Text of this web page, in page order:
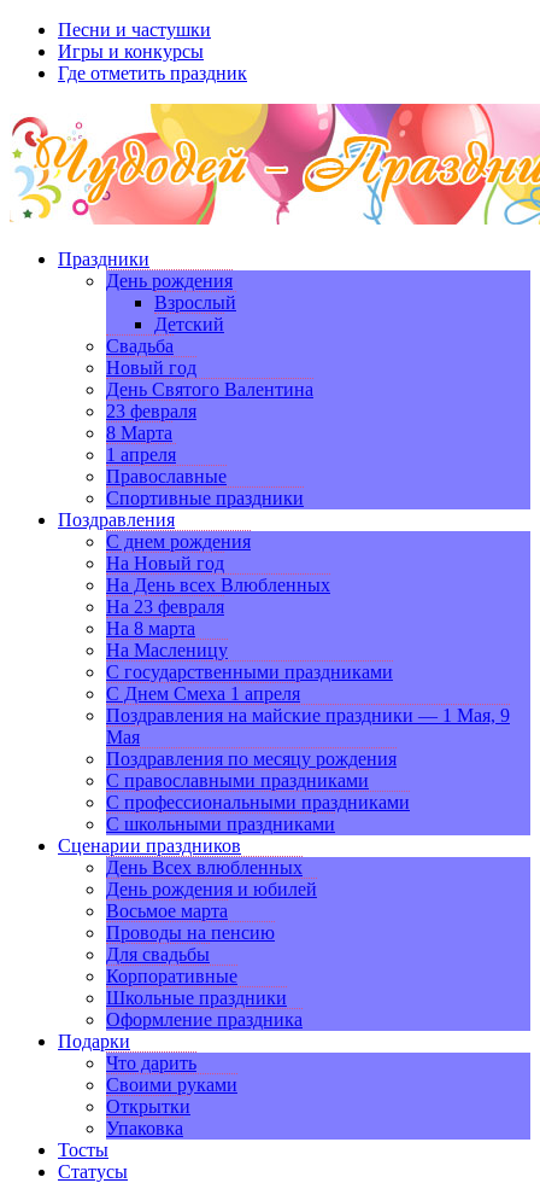
Песни и частушки
Игры и конкурсы
Где отметить праздник
Праздники
День рождения
Взрослый
Детский
Свадьба
Новый год
День Святого Валентина
23 февраля
8 Марта
1 апреля
Православные
Спортивные праздники
Поздравления
С днем рождения
На Новый год
На День всех Влюбленных
На 23 февраля
На 8 марта
На Масленицу
С государственными праздниками
С Днем Смеха 1 апреля
Поздравления на майские праздники — 1 Мая, 9
Мая
Поздравления по месяцу рождения
С православными праздниками
С профессиональными праздниками
С школьными праздниками
Сценарии праздников
День Всех влюбленных
День рождения и юбилей
Восьмое марта
Проводы на пенсию
Для свадьбы
Корпоративные
Школьные праздники
Оформление праздника
Подарки
Что дарить
Своими руками
Открытки
Упаковка
Тосты
Статусы